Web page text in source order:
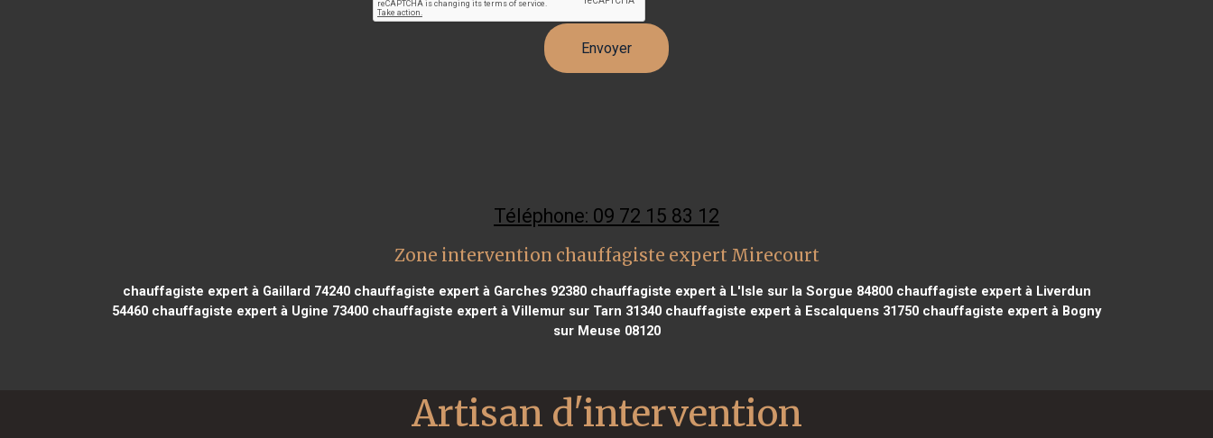
Téléphone: 09 72 15 83 12
Zone intervention chauffagiste expert Mirecourt
chauffagiste expert à Gaillard 74240chauffagiste expert à Garches 92380chauffagiste expert à L'Isle sur la Sorgue 84800chauffagiste expert à Liverdun
54460 chauffagiste expert à Ugine 73400 chauffagiste expert à Villemur sur Tarn 31340 chauffagiste expert à Escalquens 31750 chauffagiste expert à Bogny
sur Meuse 08120
Artisan d'intervention